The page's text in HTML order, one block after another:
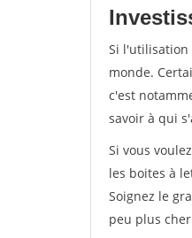
Si l'utilisation
monde.
c'est
savoir à qui
Si vous
les boites à
Soignez le
peu plus